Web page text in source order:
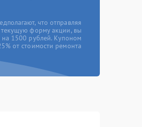
что отправляя
текущую форму акции, вы
на 1500 рублей. Купоном
от стоимости ремонта